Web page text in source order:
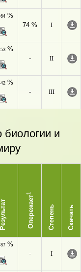
%
74 %
I
%
-
II
%
-
III
биологии и
Результат Опережает
1
Степень Скачать
%
-
I